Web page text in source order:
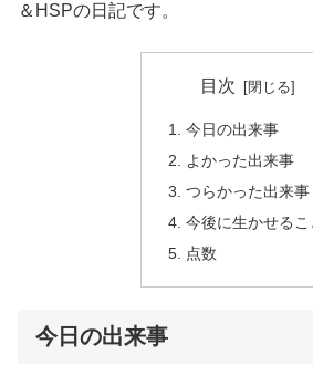
＆HSPの日記です。
目次
今日の出来事
よかった出来事
つらかった出来事
今後に生かせるこ
点数
今日の出来事